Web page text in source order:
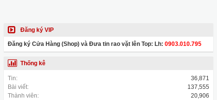
Đăng ký VIP
Đăng ký Cửa Hàng (Shop) và Đưa tin rao vặt lên Top: Lh: 0903.010.795
Thống kê
Tin:
36,871
Bài viết:
137,555
Thành viên:
20,906